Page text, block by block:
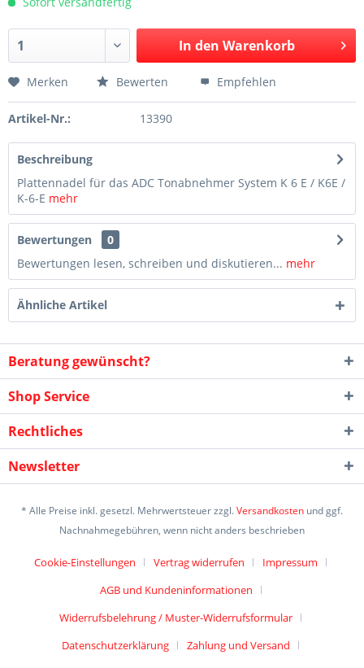
In den Warenkorb
Merken Bewerten Empfehlen
Artikel-Nr.: 13390
Beschreibung
Plattennadel für das ADC Tonabnehmer System K 6 E / K6E /
K-6-E mehr
Bewertungen
0
Bewertungen lesen, schreiben und diskutieren... mehr
Ähnliche Artikel
Beratung gewünscht?
Shop Service
Rechtliches
Newsletter
* Alle Preise inkl. gesetzl. Mehrwertsteuer zzgl.Versandkosten und ggf.
Nachnahmegebühren, wenn nicht anders beschrieben
Cookie-Einstellungen Vertrag widerrufen
Impressum
AGB und Kundeninformationen
Widerrufsbelehrung / Muster-Widerrufsformular
Datenschutzerklärung
Zahlung und Versand